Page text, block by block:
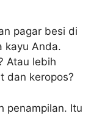
pagar besi di
kayu Anda.
Atau lebih
dan keropos?
penampilan. Itu